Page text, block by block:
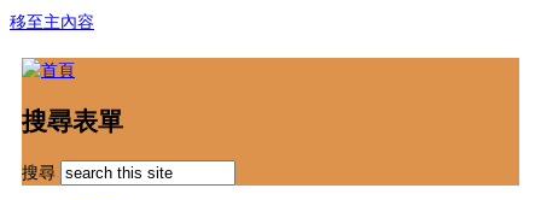
移至主內容
搜尋表單
搜尋